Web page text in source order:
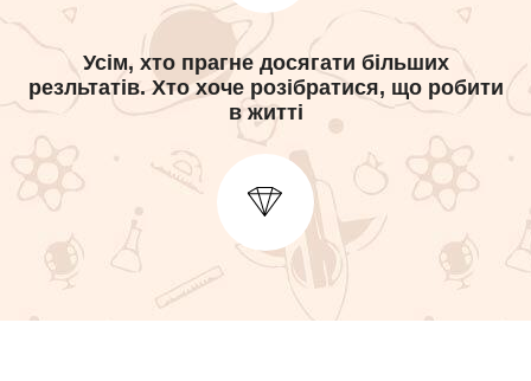
Усім, хто прагне досягати більших
резльтатів. Хто хоче розібратися, що робити
в житті